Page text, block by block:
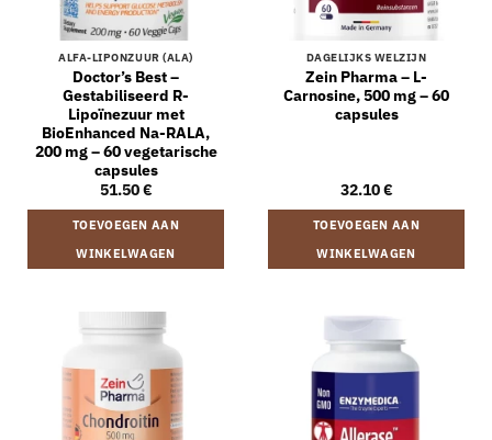
ALFA-LIPONZUUR (ALA)
Doctor’s Best –
Gestabiliseerd R-
Lipoïnezuur met
BioEnhanced Na-RALA,
200 mg – 60 vegetarische
capsules
51.50€
TOEVOEGEN AAN
WINKELWAGEN
DAGELIJKS WELZIJN
Zein Pharma – L-
Carnosine, 500 mg – 60
capsules
32.10€
TOEVOEGEN AAN
WINKELWAGEN